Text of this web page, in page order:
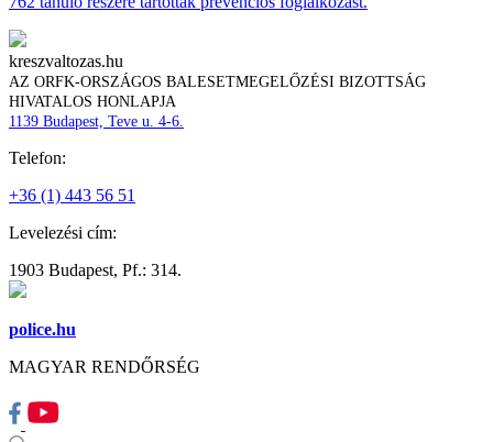
kreszvaltozas.hu
AZ ORFK-ORSZÁGOS BALESETMEGELŐZÉSI BIZOTTSÁG
HIVATALOS HONLAPJA
1139 Budapest, Teve u. 4-6.
Telefon:
+36 (1) 443 56 51
Levelezési cím:
1903 Budapest, Pf.: 314.
police.hu
MAGYAR RENDŐRSÉG